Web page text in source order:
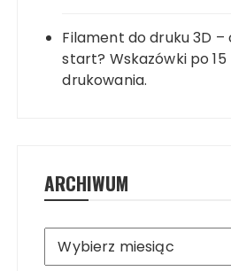
Filament do druku 3D
start? Wskazówki po
drukowania.
ARCHIWUM
Archiwum